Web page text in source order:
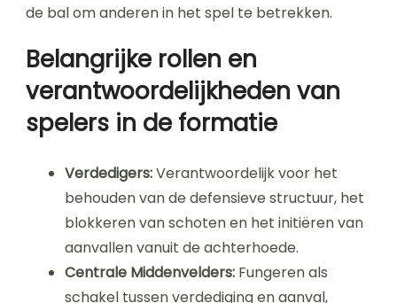
de bal om anderen in het spel te betrekken.
Belangrijke rollen en
verantwoordelijkheden van
spelers in de formatie
Verdedigers:Verantwoordelijk voor het
behouden van de defensieve structuur, het
blokkeren van schoten en het initiëren van
aanvallen vanuit de achterhoede.
Centrale Middenvelders: Fungeren als
schakel tussen verdediging en aanval,